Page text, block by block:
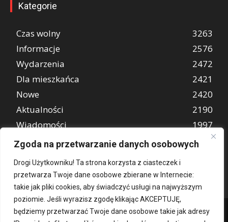
Zgoda na przetwarzanie danych osobowych
Drogi Użytkowniku! Ta strona korzysta z ciasteczek i
przetwarza Twoje dane osobowe zbierane w Internecie:
takie jak pliki cookies, aby świadczyć usługi na najwyższym
poziomie. Jeśli wyrazisz zgodę klikając AKCEPTUJĘ,
będziemy przetwarzać Twoje dane osobowe takie jak adresy
Kategorie
Czas wolny
3263
Informacje
2576
Wydarzenia
2472
Dla mieszkańca
2421
Nowe
2420
Aktualności
2190
Wiadomości
1997
REKLAMA
849